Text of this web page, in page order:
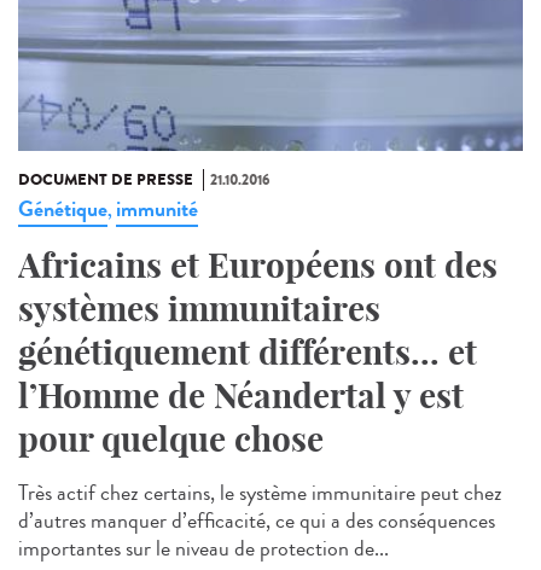
DOCUMENT DE PRESSE 21.10.2016
Génétique, immunité
Africains et Européens ont des
systèmes immunitaires
génétiquement différents... et
l’Homme de Néandertal y est
pour quelque chose
Très actif chez certains, le système immunitaire peut chez
d’autres manquer d’efficacité, ce qui a des conséquences
importantes sur le niveau de protection de...